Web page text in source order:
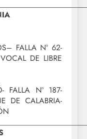
FALLA Nº 62-
DE LIBRE
FALLA Nº 187-
DE CALABRIA-